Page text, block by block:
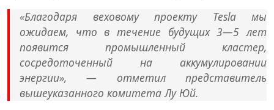
«Благодаря веховому проекту Tesla мы
ожидаем, что в течение будущих 3—5 лет
появится промышленный кластер,
сосредоточенный на аккумулировании
энергии», — отметил представитель
вышеуказанного комитета Лу Юй.